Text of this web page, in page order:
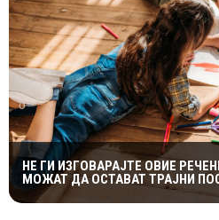
НЕ ГИ ИЗГОВАРАЈТЕ ОВИЕ
МОЖАТ ДА ОСТАВАТ ТРАЈНИ